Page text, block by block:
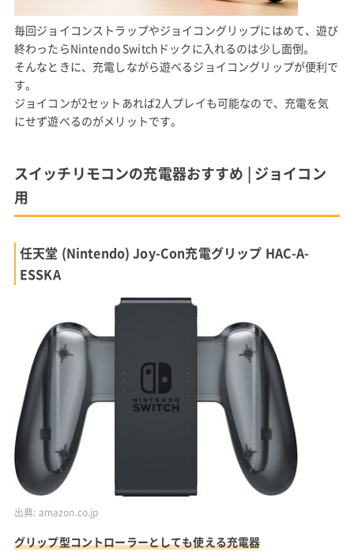
毎回ジョイコンストラップやジョイコングリップにはめて、遊び
終わったらNintendo Switchドックに入れるのは少し面倒。
そんなときに、充電しながら遊べるジョイコングリップが便利で
す。
ジョイコンが2セットあれば2人プレイも可能なので、充電を気
にせず遊べるのがメリットです。
スイッチリモコンの充電器おすすめ | ジョイコン
用
任天堂 (Nintendo) Joy-Con充電グリップ HAC-A-
ESSKA
出典: amazon.co.jp
グリップ型コントローラーとしても使える充電器